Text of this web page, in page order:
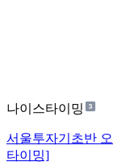
나이스타이밍
서울투자기초반
타이밍]